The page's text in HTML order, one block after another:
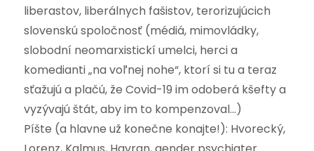
liberastov, liberálnych fašistov, terorizujúcich
slovenskú spoločnosť (médiá, mimovládky,
slobodní neomarxistickí umelci, herci a
komedianti „na voľnej nohe“, ktorí si tu a teraz
sťažujú a plačú, že Covid-19 im odoberá kšefty a
vyzývajú štát, aby im to kompenzoval…)
Píšte (a hlavne už konečne konajte!): Hvorecký,